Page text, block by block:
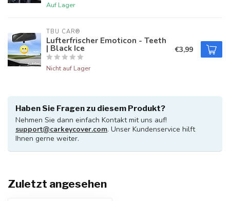
Auf Lager
TBU CAR®
Lufterfrischer Emoticon - Teeth
| Black Ice
Nicht auf Lager
€3,99
Haben Sie Fragen zu diesem Produkt?
Nehmen Sie dann einfach Kontakt mit uns auf!
support@carkeycover.com. Unser Kundenservice hilft
Ihnen gerne weiter.
Zuletzt angesehen